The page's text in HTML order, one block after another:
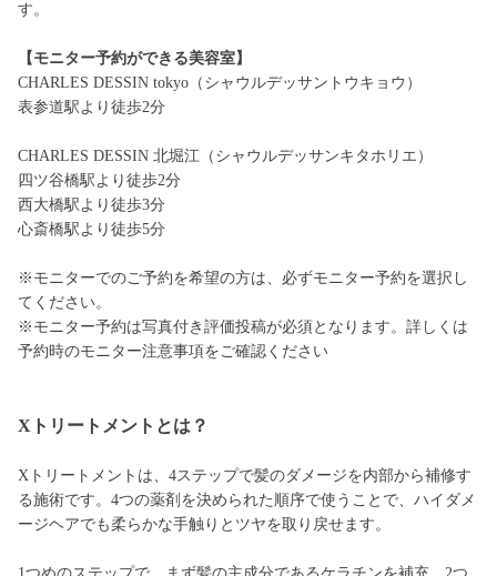
す。
【モニター予約ができる美容室】
CHARLES DESSIN tokyo（シャウルデッサントウキョウ）
表参道駅より徒歩2分
CHARLES DESSIN 北堀江（シャウルデッサンキタホリエ）
四ツ谷橋駅より徒歩2分
西大橋駅より徒歩3分
心斎橋駅より徒歩5分
※モニターでのご予約を希望の方は、必ずモニター予約を選択し
てください。
※モニター予約は写真付き評価投稿が必須となります。詳しくは
予約時のモニター注意事項をご確認ください
Xトリートメントとは？
Xトリートメントは、4ステップで髪のダメージを内部から補修す
る施術です。4つの薬剤を決められた順序で使うことで、ハイダメ
ージヘアでも柔らかな手触りとツヤを取り戻せます。